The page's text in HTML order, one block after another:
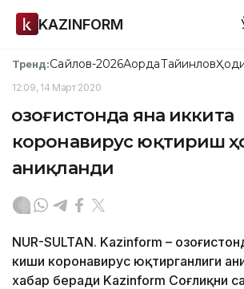
KAZINFORM
Тренд:Сайлов-2026АқордаТайинлов
12:09, 14 Март 2020
Қозоғистонда яна иккита
коронавирус юқтириш
аниқланди
NUR-SULTAN. Kazinform –
киши коронавирус юқтирганлиги
хабар беради Kazinform Соғлиқни